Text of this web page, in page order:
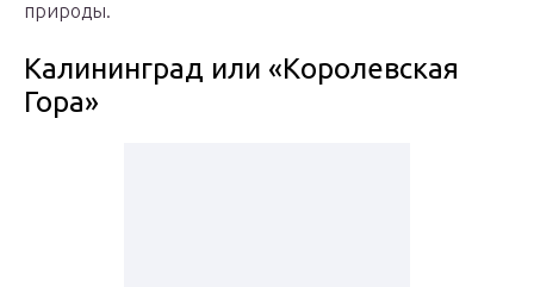
природы.
Калининград или «Королевская
Гора»